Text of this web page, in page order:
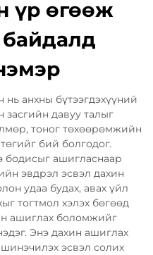
үр өгөөж
байдалд
анхны бүтээгдэхүүний
засгийн давуу талыг
тоног төхөөрөмжийн
бий болгодог.
бодисыг ашигласнаар
эвдрэл эсвэл дахин
удаа будах, авах үйл
тогтмол хэлэх бөгөөд
ашиглах боломжийг
Энэ дахин ашиглах
эсвэл солих